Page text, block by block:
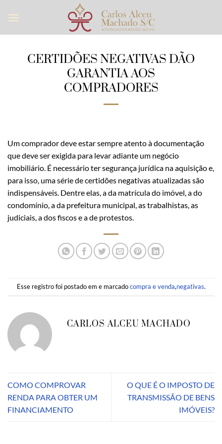
CERTIDÕES NEGATIVAS DÃO
GARANTIA AOS
COMPRADORES
Um comprador deve estar sempre atento à documentação
que deve ser exigida para levar adiante um negócio
imobiliário. É necessário ter segurança jurídica na aquisição e,
para isso, uma série de certidões negativas atualizadas são
indispensáveis. Dentre elas, a da matrícula do imóvel, a do
condomínio, a da prefeitura municipal, as trabalhistas, as
judiciais, a dos fiscos e a de protestos.
Esse registro foi postado em e marcadocompra e venda,negativas.
CARLOS ALCEU MACHADO
COMO COMPROVAR
RENDA PARA OBTER UM
FINANCIAMENTO
O QUE É O IMPOSTO DE
TRANSMISSÃO DE BENS
IMÓVEIS?